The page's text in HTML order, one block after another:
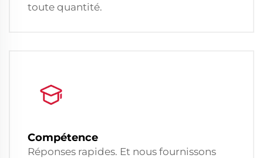
toute quantité.
Compétence
Réponses rapides. Et nous fournissons